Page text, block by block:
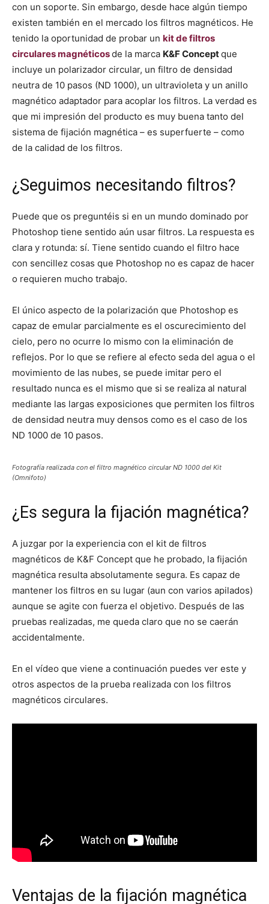
con un soporte. Sin embargo, desde hace algún tiempo
existen también en el mercado los filtros magnéticos. He
tenido la oportunidad de probar un kit de filtros
circulares magnéticosde la marca K&F Conceptque
incluye un polarizador circular, un filtro de densidad
neutra de 10 pasos (ND 1000), un ultravioleta y un anillo
magnético adaptador para acoplar los filtros. La verdad es
que mi impresión del producto es muy buena tanto del
sistema de fijación magnética – es superfuerte – como
de la calidad de los filtros.
¿Seguimos necesitando filtros?
Puede que os preguntéis si en un mundo dominado por
Photoshop tiene sentido aún usar filtros. La respuesta es
clara y rotunda: sí. Tiene sentido cuando el filtro hace
con sencillez cosas que Photoshop no es capaz de hacer
o requieren mucho trabajo.
El único aspecto de la polarización que Photoshop es
capaz de emular parcialmente es el oscurecimiento del
cielo, pero no ocurre lo mismo con la eliminación de
reflejos. Por lo que se refiere al efecto seda del agua o el
movimiento de las nubes, se puede imitar pero el
resultado nunca es el mismo que si se realiza al natural
mediante las largas exposiciones que permiten los filtros
de densidad neutra muy densos como es el caso de los
ND 1000 de 10 pasos.
Fotografía realizada con el filtro magnético circular ND 1000 del Kit
(Omnifoto)
¿Es segura la fijación magnética?
A juzgar por la experiencia con el kit de filtros
magnéticos de K&F Concept que he probado, la fijación
magnética resulta absolutamente segura. Es capaz de
mantener los filtros en su lugar (aun con varios apilados)
aunque se agite con fuerza el objetivo. Después de las
pruebas realizadas, me queda claro que no se caerán
accidentalmente.
En el vídeo que viene a continuación puedes ver este y
otros aspectos de la prueba realizada con los filtros
magnéticos circulares.
Ventajas de la fijación magnética